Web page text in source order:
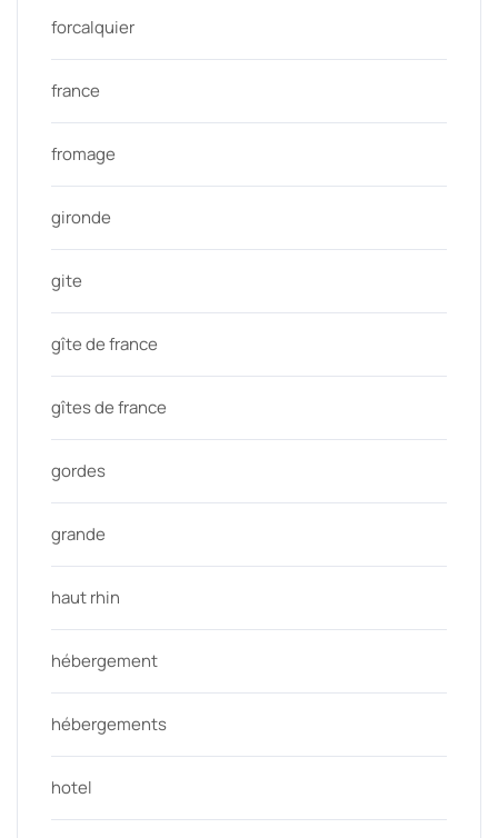
forcalquier
france
fromage
gironde
gite
gîte de france
gîtes de france
gordes
grande
haut rhin
hébergement
hébergements
hotel